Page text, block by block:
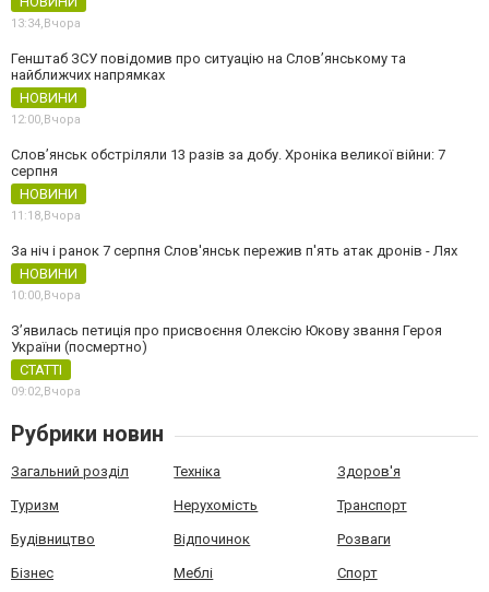
13:34, Вчора
Генштаб ЗСУ повідомив про ситуацію на Слов’янському та
найближчих напрямках
НОВИНИ
12:00, Вчора
Слов’янськ обстріляли 13 разів за добу. Хроніка великої війни: 7
серпня
НОВИНИ
11:18, Вчора
За ніч і ранок 7 серпня Слов'янськ пережив п'ять атак дронів - Лях
НОВИНИ
10:00, Вчора
З’явилась петиція про присвоєння Олексію Юкову звання Героя
України (посмертно)
СТАТТІ
09:02, Вчора
Рубрики новин
Загальний розділ Техніка Здоров'я
Туризм Нерухомість Транспорт
Будівництво Відпочинок Розваги
Бізнес Меблі Спорт